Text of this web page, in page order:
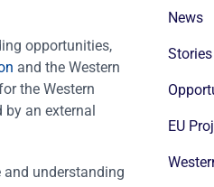
opportunities,
and the Western
the Western
by an external
and understanding
News
Stories
EU